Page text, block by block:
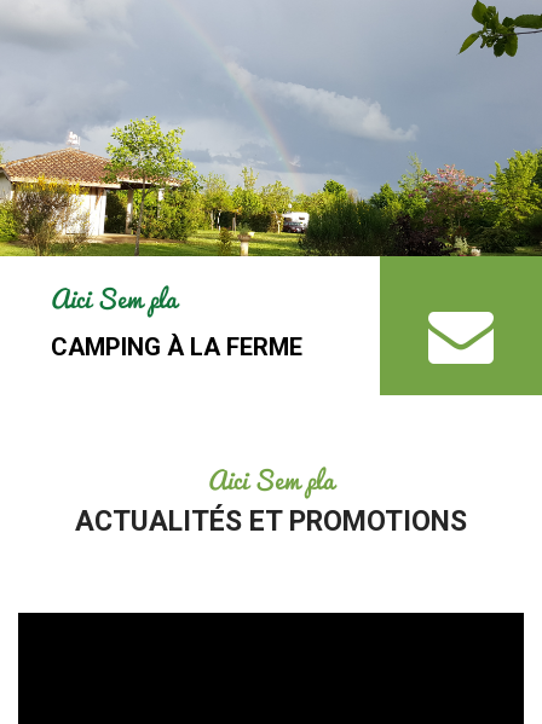
Aici Sem pla
CAMPING À LA FERME
Aici Sem pla
ACTUALITÉS ET PROMOTIONS